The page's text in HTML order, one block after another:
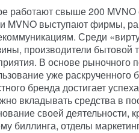
работают свыше 200 MVNO
MVNO выступают фирмы,
Среди
производители бытовой
В основе рыночного
уже
бренда достигает
вкладывать средства в
своей деятельности,
биллинга, отделы